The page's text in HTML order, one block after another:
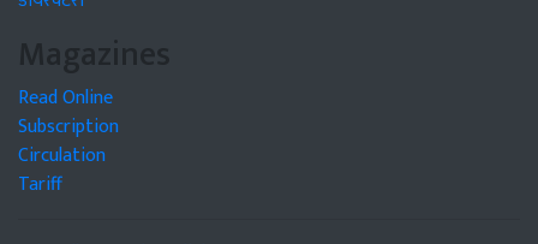
Magazines
Read Online
Subscription
Circulation
Tariff